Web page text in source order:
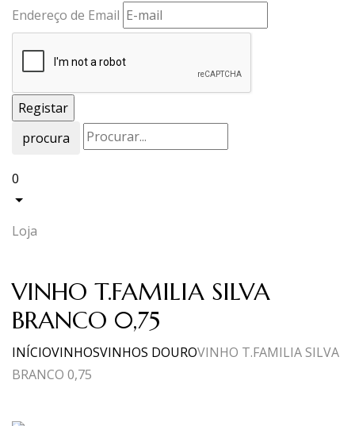
Endereço de Email
procura
0
Loja
VINHO T.FAMILIA SILVA
BRANCO 0,75
INÍCIOVINHOSVINHOS DOUROVINHO T.FAMILIA SILVA
BRANCO 0,75